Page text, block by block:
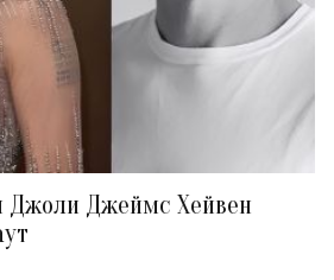
Джеймс Хейвен